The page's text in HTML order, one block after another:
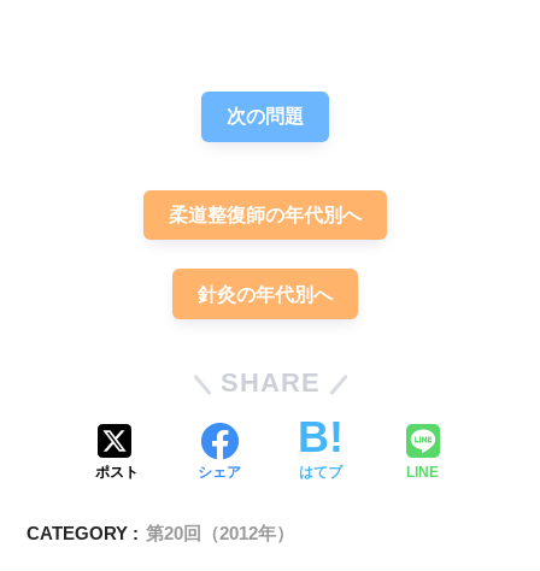
次の問題
柔道整復師の年代別へ
針灸の年代別へ
SHARE
ポスト シェア はてブ LINE
CATEGORY : 第20回（2012年）